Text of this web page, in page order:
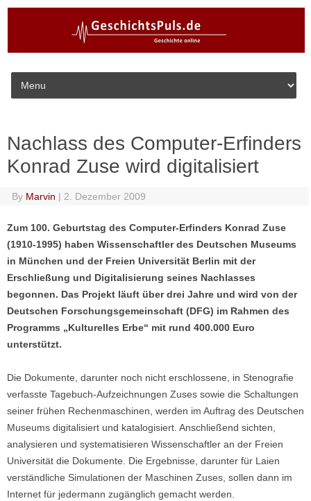
Skip to content
Nachlass des Computer-Erfinders
Konrad Zuse wird digitalisiert
By Marvin | 2. Dezember 2009
Zum 100. Geburtstag des Computer-Erfinders Konrad Zuse
(1910-1995) haben Wissenschaftler des Deutschen Museums
in München und der Freien Universität Berlin mit der
Erschließung und Digitalisierung seines Nachlasses
begonnen. Das Projekt läuft über drei Jahre und wird von der
Deutschen Forschungsgemeinschaft (DFG) im Rahmen des
Programms „Kulturelles Erbe“ mit rund 400.000 Euro
unterstützt.
Die Dokumente, darunter noch nicht erschlossene, in Stenografie
verfasste Tagebuch-Aufzeichnungen Zuses sowie die Schaltungen
seiner frühen Rechenmaschinen, werden im Auftrag des Deutschen
Museums digitalisiert und katalogisiert. Anschließend sichten,
analysieren und systematisieren Wissenschaftler an der Freien
Universität die Dokumente. Die Ergebnisse, darunter für Laien
verständliche Simulationen der Maschinen Zuses, sollen dann im
Internet für jedermann zugänglich gemacht werden.